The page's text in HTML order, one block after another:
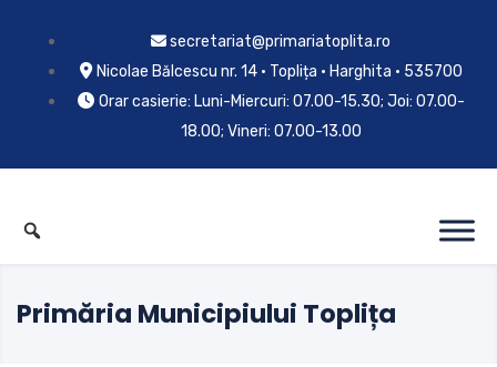
secretariat@primariatoplita.ro
Nicolae Bălcescu nr. 14 • Toplița • Harghita • 535700
Orar casierie: Luni-Miercuri: 07.00-15.30; Joi: 07.00-
18.00; Vineri: 07.00-13.00
Primăria Municipiului Toplița